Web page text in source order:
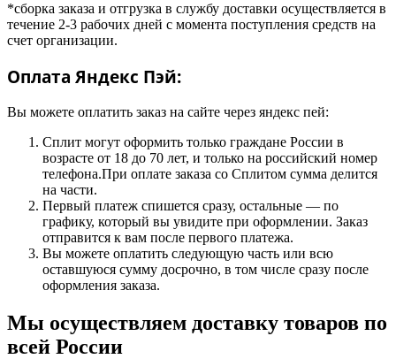
*сборка заказа и отгрузка в службу доставки осуществляется в
течение 2-3 рабочих дней с момента поступления средств на
счет организации.
Оплата Яндекс Пэй:
Вы можете оплатить заказ на сайте через яндекс пей:
Сплит могут оформить только граждане России в
возрасте от 18 до 70 лет, и только на российский номер
телефона.При оплате заказа со Сплитом сумма делится
на части.
Первый платеж спишется сразу, остальные — по
графику, который вы увидите при оформлении. Заказ
отправится к вам после первого платежа.
Вы можете оплатить следующую часть или всю
оставшуюся сумму досрочно, в том числе сразу после
оформления заказа.
Мы осуществляем доставку товаров по
всей России